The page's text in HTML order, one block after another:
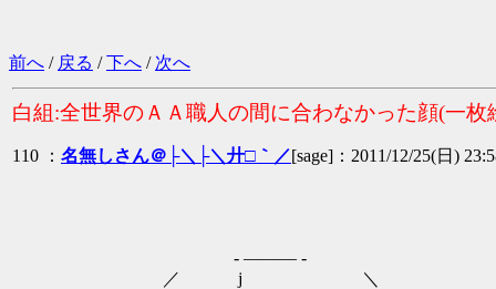
前へ / 戻る /下へ / 次へ
白組:全世界のＡＡ職人の間に合わなかった顔(一枚
110 ： 名無しさん＠├＼├＼廾□｀／[sage]：2011/12/25(日)
- ――― -
／ j ＼